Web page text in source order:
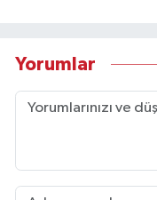
Yorumlar